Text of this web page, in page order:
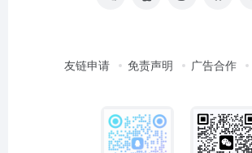
友链申请 免责声明 广告合作